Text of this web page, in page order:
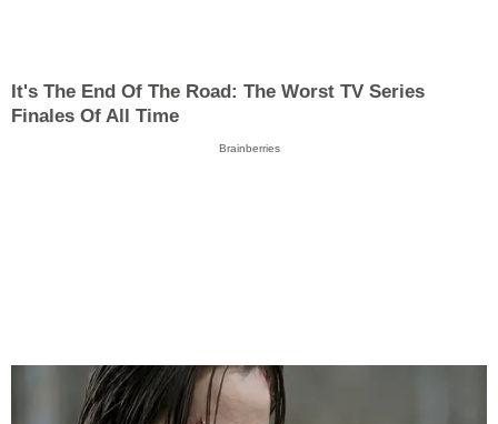
It's The End Of The Road: The Worst TV Series
Finales Of All Time
Brainberries